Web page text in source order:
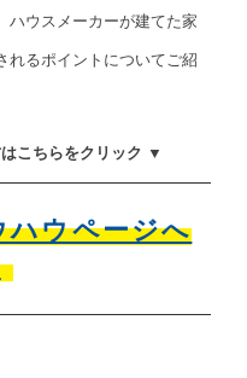
ハウスメーカーが建てた家
れるポイントについてご紹
こちらをクリック ▼
ハウページへ